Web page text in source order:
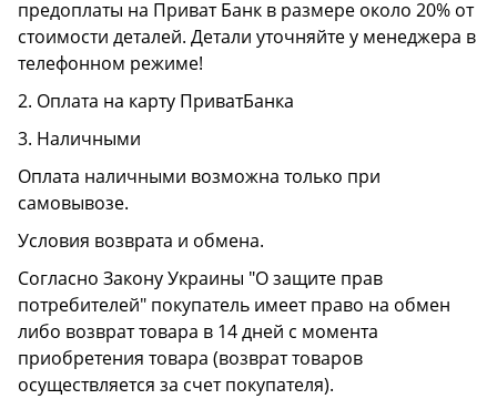
предоплаты на Приват Банк в размере около 20% от
стоимости деталей. Детали уточняйте у менеджера в
телефонном режиме!
2. Оплата на карту ПриватБанка
3. Наличными
Оплата наличными возможна только при
самовывозе.
Условия возврата и обмена.
Согласно Закону Украины "О защите прав
потребителей" покупатель имеет право на обмен
либо возврат товара в 14 дней с момента
приобретения товара (возврат товаров
осуществляется за счет покупателя).